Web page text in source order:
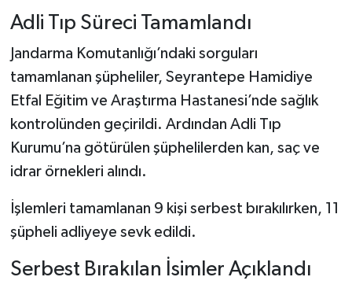
Adli Tıp Süreci Tamamlandı
Jandarma Komutanlığı’ndaki sorguları
tamamlanan şüpheliler, Seyrantepe Hamidiye
Etfal Eğitim ve Araştırma Hastanesi’nde sağlık
kontrolünden geçirildi. Ardından Adli Tıp
Kurumu’na götürülen şüphelilerden kan, saç ve
idrar örnekleri alındı.
İşlemleri tamamlanan 9 kişi serbest bırakılırken, 11
şüpheli adliyeye sevk edildi.
Serbest Bırakılan İsimler Açıklandı
Dünya Haberleri
Yerel Haberler
Haber Arşivi